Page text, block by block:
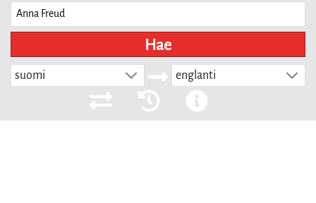
Hae
suomi englanti